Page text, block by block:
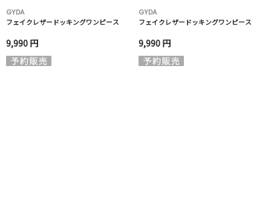
GYDA
フェイクレザードッキングワンピース
9,990 円
GYDA
フェイクレザードッキングワンピース
9,990 円